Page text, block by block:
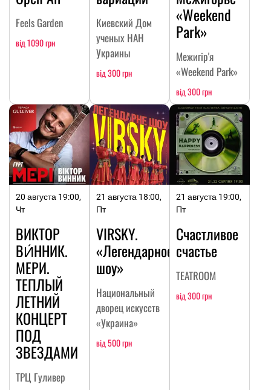
Feels Garden
від 1090 грн
Киевский Дом
ученых НАН
Украины
від 300 грн
«Weekend
Park»
Межигір'я
«Weekend Park»
від 300 грн
20 августа 19:00,
Чт
ВИКТОР
ВИ́ННИК.
МЕРИ.
ТЕПЛЫЙ
ЛЕТНИЙ
КОНЦЕРТ
ПОД
ЗВЕЗДАМИ
ТРЦ Гуливер
21 августа 18:00,
Пт
VIRSKY.
«Легендарное
шоу»
Национальный
дворец искусств
«Украина»
від 500 грн
21 августа 19:00,
Пт
Счастливое
счастье
TEATROOM
від 300 грн